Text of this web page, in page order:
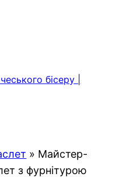
бісеру |
» Майстер-
з фурнітурою